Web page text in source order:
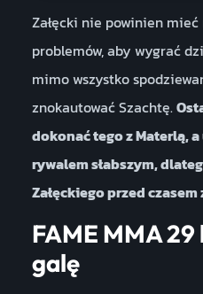
Załęcki nie powinien
problemów, aby wygrać
mimo wszystko
znokautować Szachtę.
dokonać tego z Materlą,
rywalem słabszym,
Załęckiego przed czasem
FAME MMA
galę